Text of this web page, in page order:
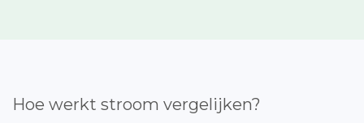
Hoe werkt stroom vergelijken?